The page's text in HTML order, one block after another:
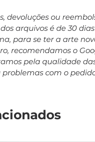
devoluções ou
arquivos é de 30
para se ter a arte
recomendamos o
pela qualidade
problemas com o